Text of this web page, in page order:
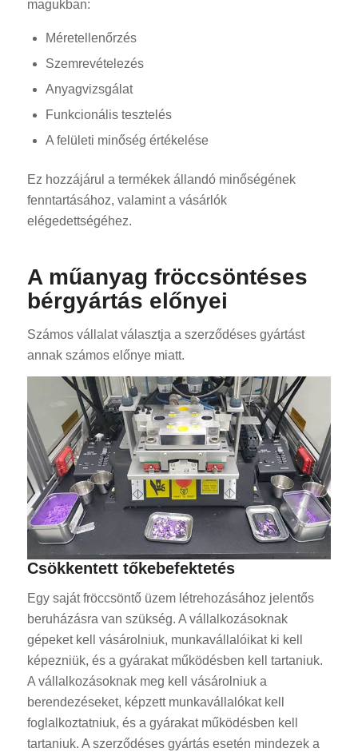
magukban:
Méretellenőrzés
Szemrevételezés
Anyagvizsgálat
Funkcionális tesztelés
A felületi minőség értékelése
Ez hozzájárul a termékek állandó minőségének
fenntartásához, valamint a vásárlók
elégedettségéhez.
A műanyag fröccsöntéses
bérgyártás előnyei
Számos vállalat választja a szerződéses gyártást
annak számos előnye miatt.
Csökkentett tőkebefektetés
Egy saját fröccsöntő üzem létrehozásához jelentős
beruházásra van szükség. A vállalkozásoknak
gépeket kell vásárolniuk, munkavállalóikat ki kell
képezniük, és a gyárakat működésben kell tartaniuk.
A vállalkozásoknak meg kell vásárolniuk a
berendezéseket, képzett munkavállalókat kell
foglalkoztatniuk, és a gyárakat működésben kell
tartaniuk. A szerződéses gyártás esetén mindezek a